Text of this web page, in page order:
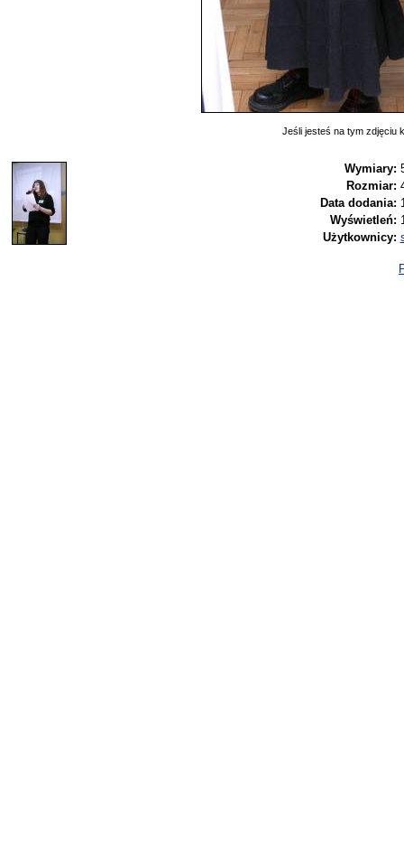
Jeśli jesteś na tym zdjęciu
Wymiary:
Rozmiar:
Data dodania:
Wyświetleń:
Użytkownicy: